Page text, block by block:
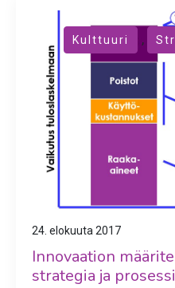
Kulttuuri ,
24. elokuuta 2017
Innovaation
strategia ja prosessi